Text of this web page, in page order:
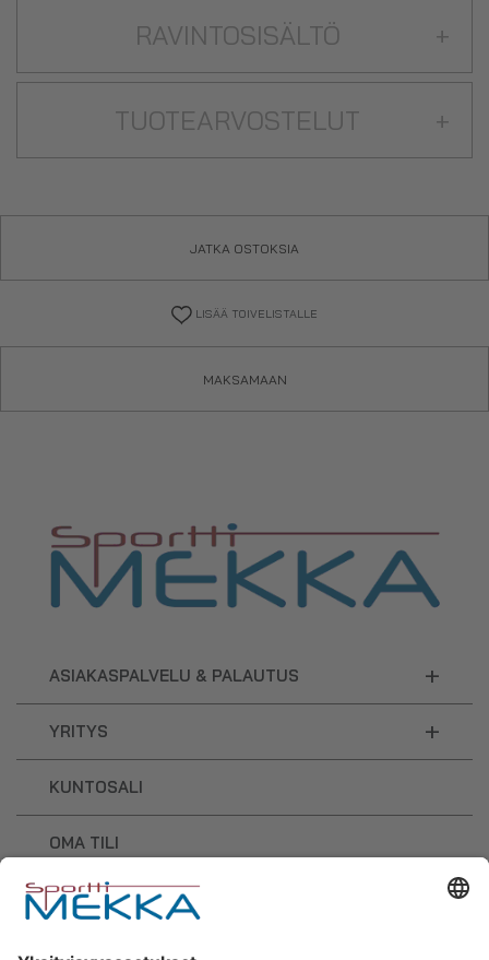
RAVINTOSISÄLTÖ +
TUOTEARVOSTELUT +
JATKA OSTOKSIA
LISÄÄ TOIVELISTALLE
MAKSAMAAN
ASIAKASPALVELU & PALAUTUS +
YRITYS +
KUNTOSALI
OMA TILI
OSTOSKORI